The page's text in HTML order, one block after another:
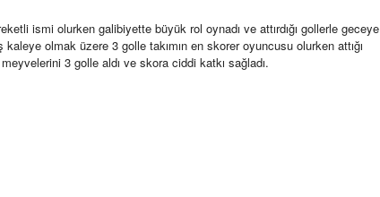
ismi olurken galibiyette büyük rol oynadı ve attırdığı gollerle geceye
olmak üzere 3 golle takımın en skorer oyuncusu olurken attığı
3 golle aldı ve skora ciddi katkı sağladı.